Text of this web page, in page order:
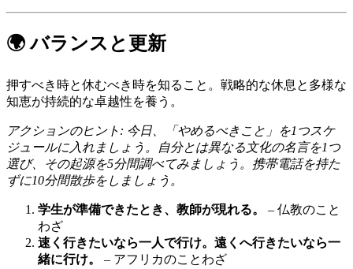
🌍 バランスと更新
押すべき時と休むべき時を知ること。戦略的な休息と多様な
知恵が持続的な卓越性を養う。
アクションのヒント: 今日、「やめるべきこと」を1つスケ
ジュールに入れましょう。自分とは異なる文化の名言を1つ
選び、その起源を5分間調べてみましょう。携帯電話を持た
ずに10分間散歩をしましょう。
学生が準備できたとき、教師が現れる。
– 仏教のこと
わざ
速く行きたいなら一人で行け。遠くへ行きたいなら一
緒に行け。
– アフリカのことわざ